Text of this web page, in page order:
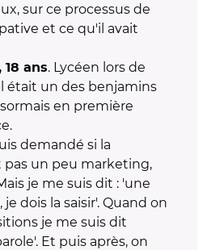
sur ce processus de
et ce qu'il avait
18 ans. Lycéen lors de
était un des benjamins
en première
demandé si la
un peu marketing,
je me suis dit : 'une
dois la saisir'. Quand on
je me suis dit
Et puis après, on